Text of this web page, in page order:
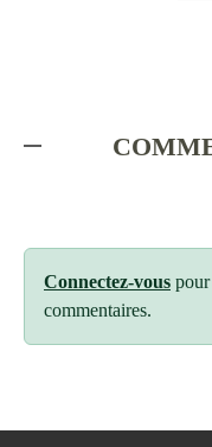
Connectez-vous
commentaires.